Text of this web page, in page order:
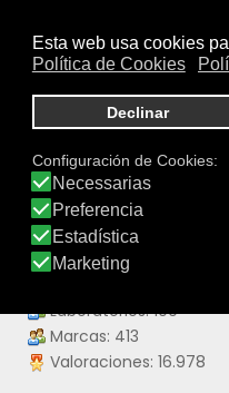
darles volumen.
DATOS IDERMO
Productos: 4.475
Laboratorios: 109
Marcas: 413
Valoraciones: 16.978